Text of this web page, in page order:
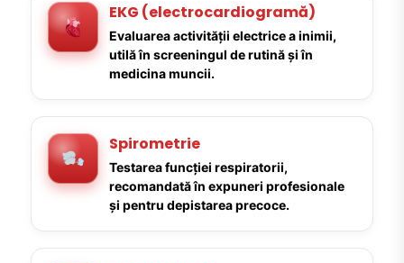
EKG (electrocardiogramă)
Evaluarea activității electrice a inimii,
utilă în screeningul de rutină și în
medicina muncii.
Spirometrie
Testarea funcției respiratorii,
recomandată în expuneri profesionale
și pentru depistarea precoce.